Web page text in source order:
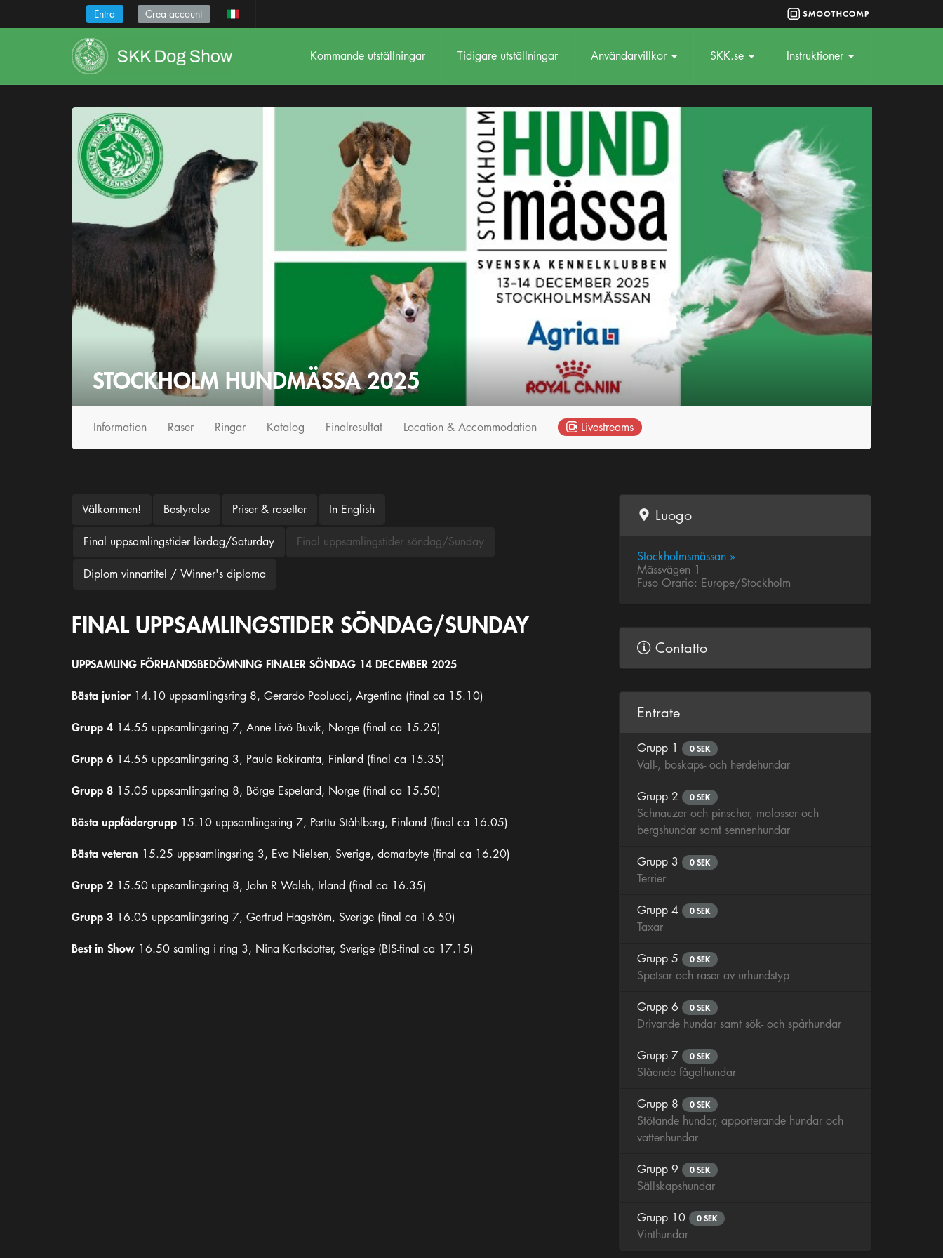
Entra Crea account
Kommande utställningar Tidigare utställningar Användarvillkor SKK.se Instruktioner
STOCKHOLM HUNDMÄSSA 2025
Information Raser Ringar Katalog Finalresultat Location & Accommodation Livestreams
Välkommen! Bestyrelse Priser & rosetter In English
Final uppsamlingstider lördag/Saturday Final uppsamlingstider söndag/Sunday
Diplom vinnartitel / Winner's diploma
FINAL UPPSAMLINGSTIDER SÖNDAG/SUNDAY
UPPSAMLING FÖRHANDSBEDÖMNING FINALER SÖNDAG 14 DECEMBER 2025
Bästa junior 14.10 uppsamlingsring 8, Gerardo Paolucci, Argentina (final ca 15.10)
Grupp 4 14.55 uppsamlingsring 7, Anne Livö Buvik, Norge (final ca 15.25)
Grupp 6 14.55 uppsamlingsring 3, Paula Rekiranta, Finland (final ca 15.35)
Grupp 8 15.05 uppsamlingsring 8, Börge Espeland, Norge (final ca 15.50)
Bästa uppfödargrupp 15.10 uppsamlingsring 7, Perttu Ståhlberg, Finland (final ca 16.05)
Bästa veteran 15.25 uppsamlingsring 3, Eva Nielsen, Sverige, domarbyte (final ca 16.20)
Grupp 2 15.50 uppsamlingsring 8, John R Walsh, Irland (final ca 16.35)
Grupp 3 16.05 uppsamlingsring 7, Gertrud Hagström, Sverige (final ca 16.50)
Best in Show 16.50 samling i ring 3, Nina Karlsdotter, Sverige (BIS-final ca 17.15)
Luogo
Stockholmsmässan »
Mässvägen 1
Fuso Orario: Europe/Stockholm
Contatto
Entrate
Grupp 1 0 SEK
Vall-, boskaps- och herdehundar
Grupp 2 0 SEK
Schnauzer och pinscher, molosser och
bergshundar samt sennenhundar
Grupp 3 0 SEK
Terrier
Grupp 4 0 SEK
Taxar
Grupp 5 0 SEK
Spetsar och raser av urhundstyp
Grupp 6 0 SEK
Drivande hundar samt sök- och spårhundar
Grupp 7 0 SEK
Stående fågelhundar
Grupp 8 0 SEK
Stötande hundar, apporterande hundar och
vattenhundar
Grupp 9 0 SEK
Sällskapshundar
Grupp 10 0 SEK
Vinthundar